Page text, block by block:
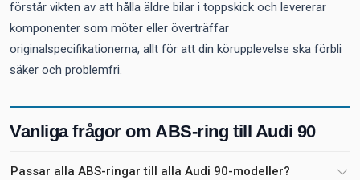
förstår vikten av att hålla äldre bilar i toppskick och levererar
komponenter som möter eller överträffar
originalspecifikationerna, allt för att din körupplevelse ska förbli
säker och problemfri.
Vanliga frågor om ABS-ring till Audi 90
Passar alla ABS-ringar till alla Audi 90-modeller?